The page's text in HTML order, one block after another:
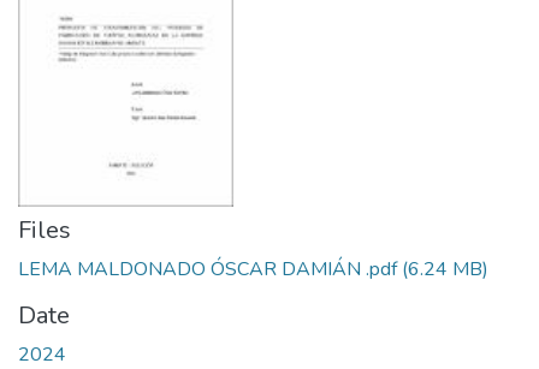
Files
LEMA MALDONADO ÓSCAR DAMIÁN .pdf(6.24 MB)
Date
2024